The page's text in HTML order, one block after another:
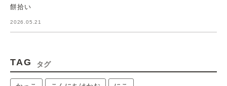
餅拾い
2026.05.21
TAG タグ